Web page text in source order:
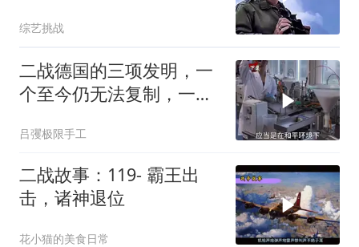
综艺挑战
二战德国的三项发明，一
个至今仍无法复制，一个
吕彏极限手工
二战故事：119- 霸王出
击，诸神退位
花小猫的美食日常